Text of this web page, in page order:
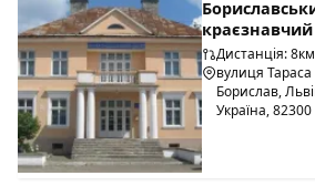
Дистанція: 8км
вулиця
Борислав,
Україна, 82300